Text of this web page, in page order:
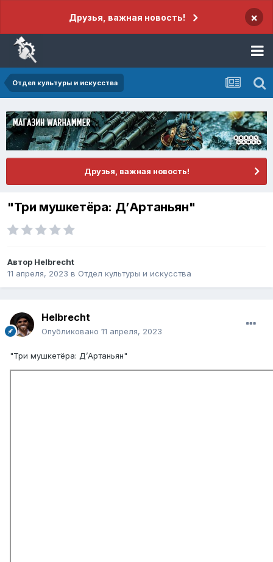
Друзья, важная новость! ×
Отдел культуры и искусства
Друзья, важная новость!
"Три мушкетёра: Д’Артаньян"
Автор Helbreсht
11 апреля, 2023 в Отдел культуры и искусства
Helbreсht
Опубликовано 11 апреля, 2023
"Три мушкетёра: Д’Артаньян"